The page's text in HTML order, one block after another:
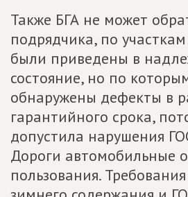
Также БГА не может
подрядчика, по
были приведены в
состояние, но по
обнаружены дефекты в
гарантийного срока,
допустила нарушения
Дороги автомобильные
пользования.